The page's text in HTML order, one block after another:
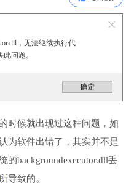
，无法继续执行代
问题。
时候就出现过这种问题，如
为软件出错了，其实并不是
的backgroundexecutor.dll丢
导致的。